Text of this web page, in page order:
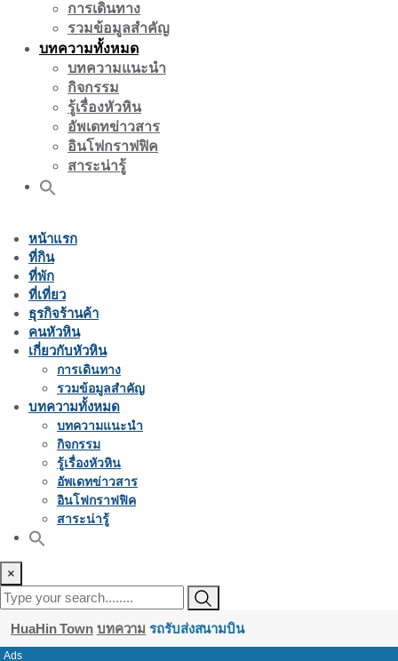
การเดินทาง
รวมข้อมูลสำคัญ
บทความทั้งหมด
บทความแนะนำ
กิจกรรม
รู้เรื่องหัวหิน
อัพเดทข่าวสาร
อินโฟกราฟฟิค
สาระน่ารู้
หน้าแรก
ที่กิน
ที่พัก
ที่เที่ยว
ธุรกิจร้านค้า
คนหัวหิน
เกี่ยวกับหัวหิน
การเดินทาง
รวมข้อมูลสำคัญ
บทความทั้งหมด
บทความแนะนำ
กิจกรรม
รู้เรื่องหัวหิน
อัพเดทข่าวสาร
อินโฟกราฟฟิค
สาระน่ารู้
×
HuaHin Town บทความ รถรับส่งสนามบิน